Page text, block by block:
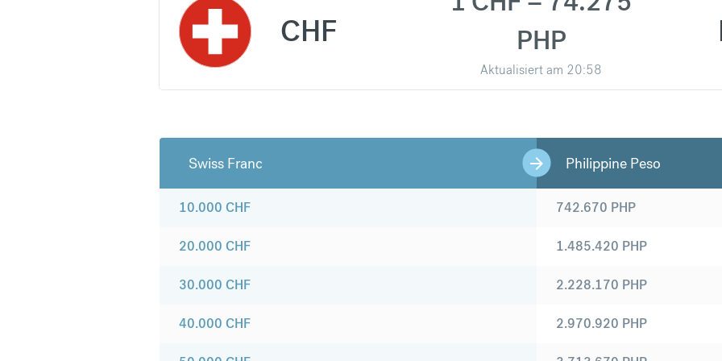
CHF
PHP
Aktualisiert am 20:58
Swiss Franc Philippine Peso
10.000 CHF
20.000 CHF
30.000 CHF
40.000 CHF
742.670 PHP
1.485.420 PHP
2.228.170 PHP
2.970.920 PHP